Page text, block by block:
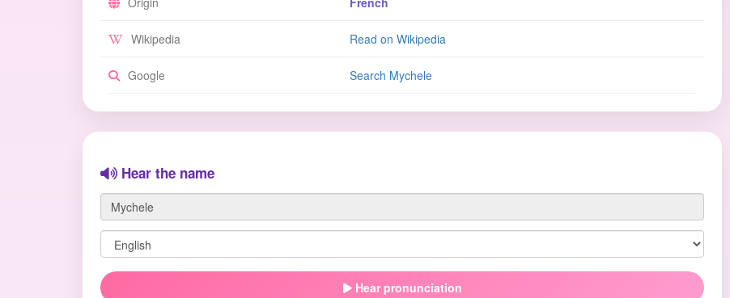
Wikipedia Read on Wikipedia
Google Search Mychele
Hear the name
Hear pronunciation